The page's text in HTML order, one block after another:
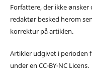
Forfattere, der ikke ønsker
redaktør besked herom
korrektur på artiklen.
Artikler udgivet i perioden
under en CC-BY-NC Licens.